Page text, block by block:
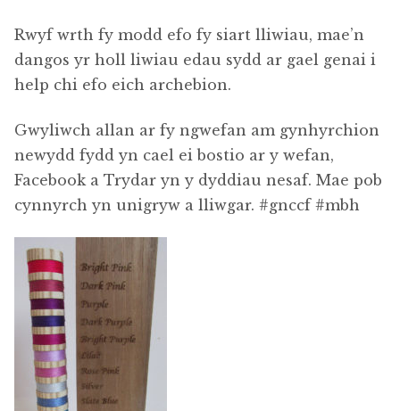
Rwyf wrth fy modd efo fy siart lliwiau, mae’n
dangos yr holl liwiau edau sydd ar gael genai i
help chi efo eich archebion.
Gwyliwch allan ar fy ngwefan am gynhyrchion
newydd fydd yn cael ei bostio ar y wefan,
Facebook a Trydar yn y dyddiau nesaf. Mae pob
cynnyrch yn unigryw a lliwgar. #gnccf #mbh